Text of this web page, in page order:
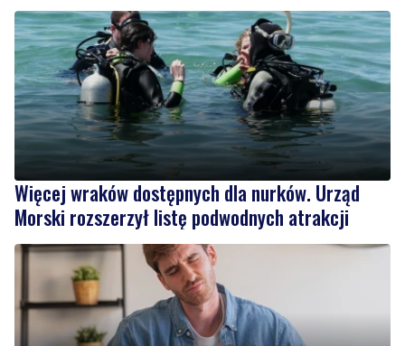
Więcej wraków dostępnych dla nurków. Urząd
Morski rozszerzył listę podwodnych atrakcji